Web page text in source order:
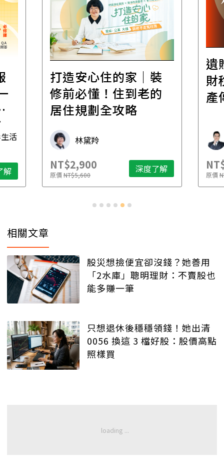
解
遺贈稅規劃直播課│
財稅專家親授，讓資
產傳承更有效率
財稅專家 朱家棟
NT$2,500
原價NT$4,888 深度了解 原
相關文章
股災想撿便宜卻沒錢？她善用
「2水庫」聰明理財：不賣股也
能多賺一筆
只想退休後穩穩領錢！她出清
0056 換這 3 檔好股：股價高點
照樣買